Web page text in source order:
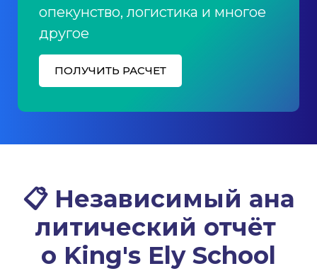
опекунство, логистика и многое
другое
ПОЛУЧИТЬ РАСЧЕТ
📋 Независимый ана
литический отчёт
о King's Ely School